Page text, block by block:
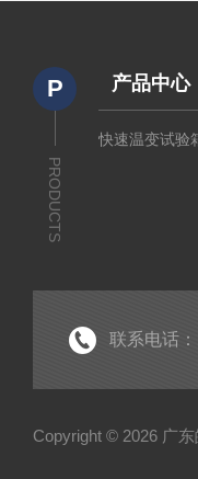
P
PRODUCTS
产品中心
快速温变试验
联系电话
Copyright © 2026 广